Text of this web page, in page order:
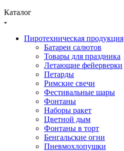
Каталог
Пиротехническая продукция
Батареи салютов
Товары для праздника
Летающие фейерверки
Петарды
Римские свечи
Фестивальные шары
Фонтаны
Наборы ракет
Цветной дым
Фонтаны в торт
Бенгальские огни
Пневмохлопушки